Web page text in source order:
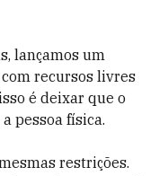
lançamos um
recursos livres
é deixar que o
pessoa física.
restrições.